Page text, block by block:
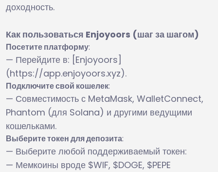
доходность.
Как пользоваться Enjoyoors (шаг за шагом)
Посетите платформу:
— Перейдите в: [Enjoyoors]
(https://app.enjoyoors.xyz).
Подключите свой кошелек:
— Совместимость с MetaMask, WalletConnect,
Phantom (для Solana) и другими ведущими
кошельками.
Выберите токен для депозита:
— Выберите любой поддерживаемый токен:
— Мемкоины вроде $WIF, $DOGE, $PEPE